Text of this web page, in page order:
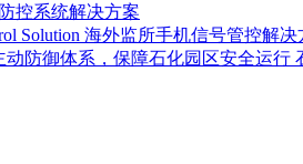
控系统解决方案
海外监所手机信号管控解决